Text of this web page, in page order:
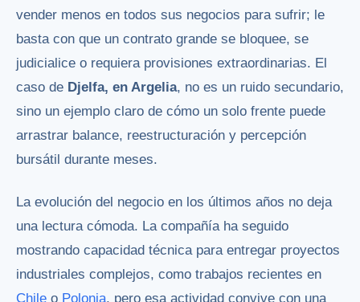
vender menos en todos sus negocios para sufrir; le
basta con que un contrato grande se bloquee, se
judicialice o requiera provisiones extraordinarias. El
caso de Djelfa, en Argelia, no es un ruido secundario,
sino un ejemplo claro de cómo un solo frente puede
arrastrar balance, reestructuración y percepción
bursátil durante meses.
La evolución del negocio en los últimos años no deja
una lectura cómoda. La compañía ha seguido
mostrando capacidad técnica para entregar proyectos
industriales complejos, como trabajos recientes en
Chile o Polonia, pero esa actividad convive con una